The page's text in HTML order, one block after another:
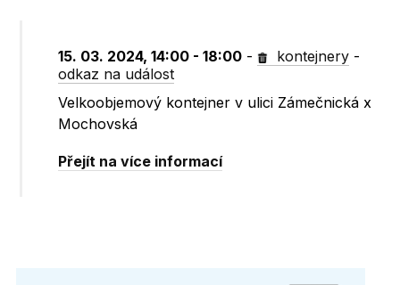
15. 03. 2024, 14:00 - 18:00 - kontejnery -
odkaz na událost
Velkoobjemový kontejner v ulici Zámečnická x
Mochovská
Přejít na více informací